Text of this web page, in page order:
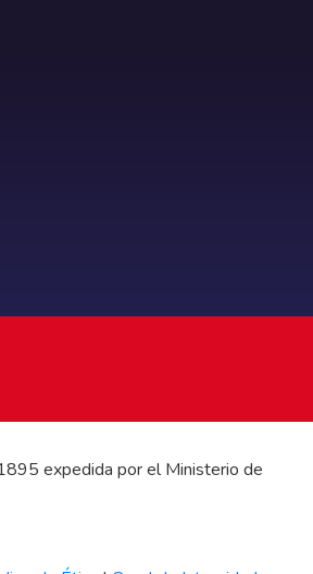
expedida por el Ministerio de